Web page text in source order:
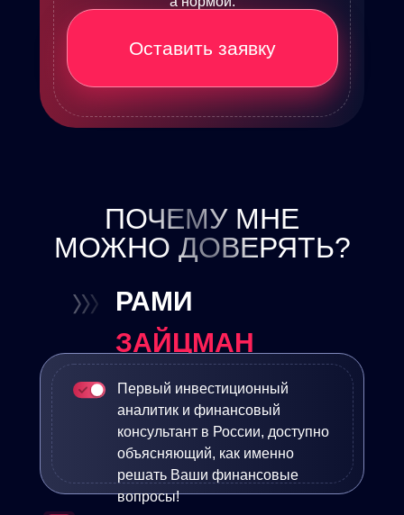
Оставить заявку
ПОЧЕМУ МНЕ
МОЖНО ДОВЕРЯТЬ?
РАМИ
ЗАЙЦМАН
Первый инвестиционный
аналитик и финансовый
консультант в России, доступно
объясняющий, как именно
решать Ваши финансовые
вопросы!